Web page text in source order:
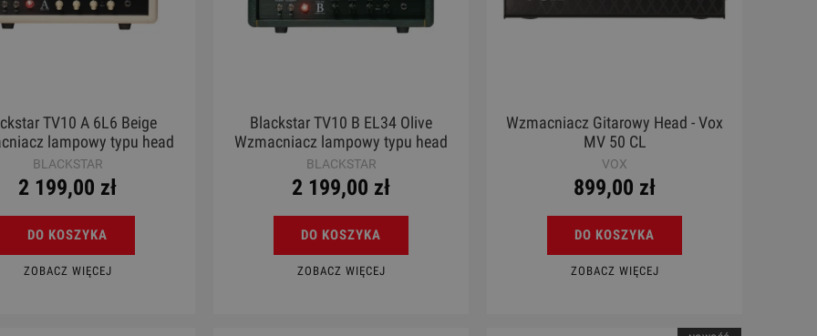
TV10 A 6L6 Beige
lampowy typu head
10W beżowy
BLACKSTAR
2 199,00 zł
DO KOSZYKA
ZOBACZ WIĘCEJ
Blackstar TV10 B EL34 Olive
Wzmacniacz lampowy typu head
10W oliwka
BLACKSTAR
2 199,00 zł
DO KOSZYKA
ZOBACZ WIĘCEJ
Wzmacniacz Gitarowy Head - Vox
MV 50 CL
VOX
899,00 zł
DO KOSZYKA
ZOBACZ WIĘCEJ